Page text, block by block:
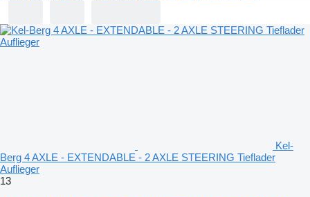
Kel-
Berg 4 AXLE - EXTENDABLE - 2 AXLE STEERING Tieflader
Auflieger
13